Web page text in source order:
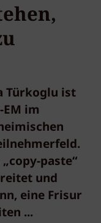
Türkoglu ist
im
paste“
und
eine Frisur
...